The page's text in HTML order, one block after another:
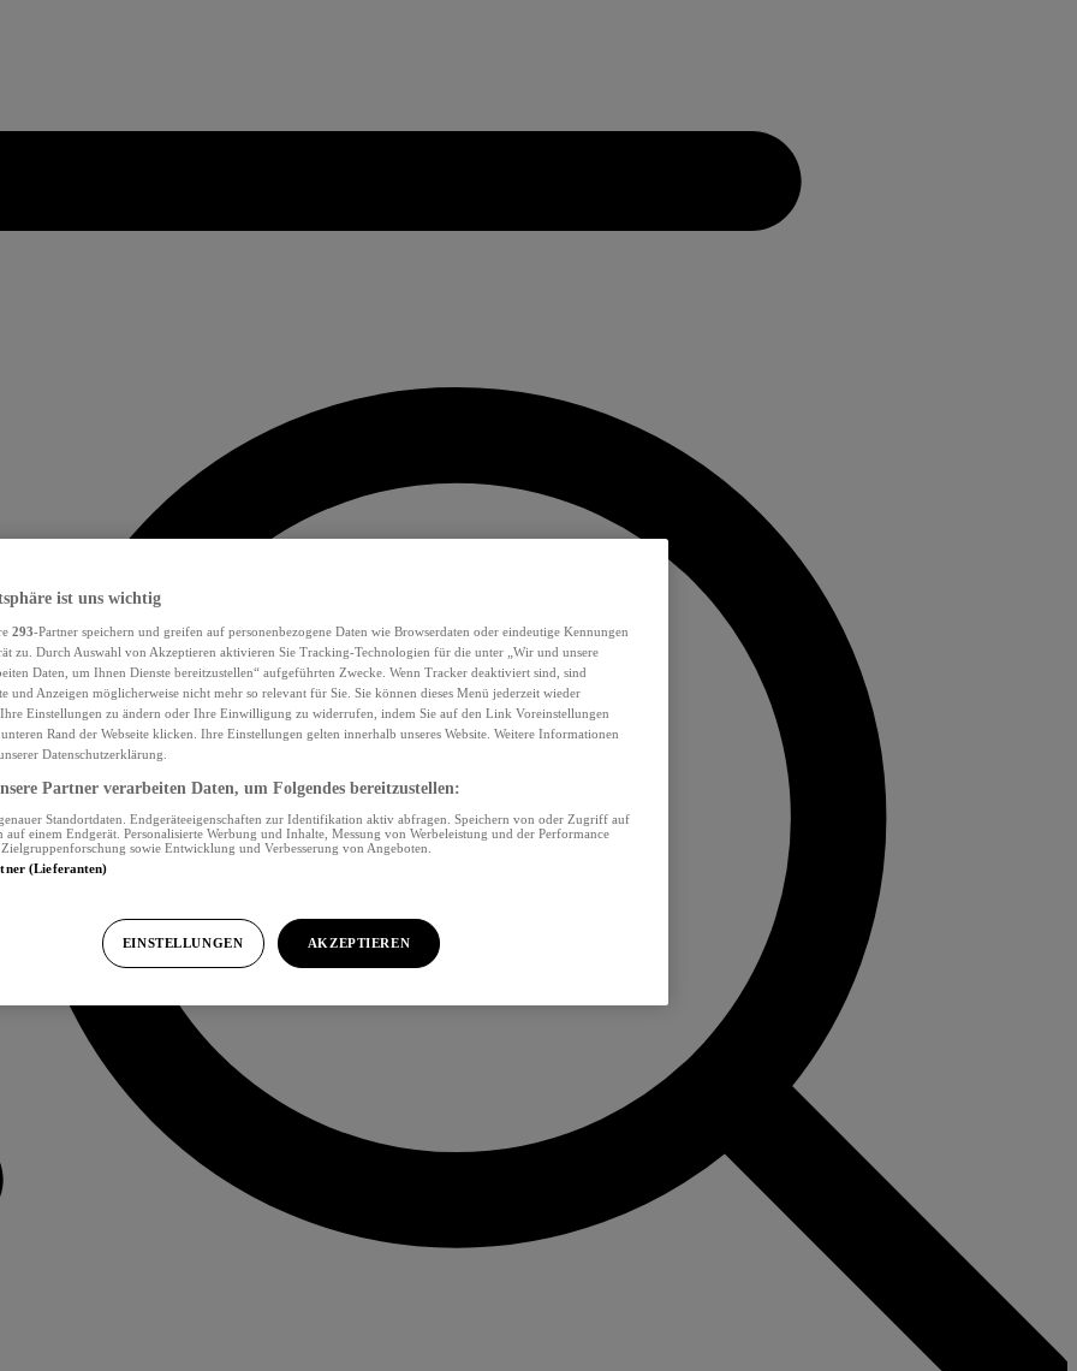
ist uns wichtig
293-Partner speichern und greifen auf personenbezogene Daten wie Browserdaten oder eindeutige Kennungen
zu. Durch Auswahl von Akzeptieren aktivieren Sie Tracking-Technologien für die unter „Wir und unsere
Daten, um Ihnen Dienste bereitzustellen“ aufgeführten Zwecke. Wenn Tracker deaktiviert sind, sind
und Anzeigen möglicherweise nicht mehr so relevant für Sie. Sie können dieses Menü jederzeit wieder
Einstellungen zu ändern oder Ihre Einwilligung zu widerrufen, indem Sie auf den Link Voreinstellungen
Rand der Webseite klicken. Ihre Einstellungen gelten innerhalb unseres Website. Weitere Informationen
Datenschutzerklärung.
Partner verarbeiten Daten, um Folgendes bereitzustellen:
Standortdaten. Endgeräteeigenschaften zur Identifikation aktiv abfragen. Speichern von oder Zugriff auf
einem Endgerät. Personalisierte Werbung und Inhalte, Messung von Werbeleistung und der Performance
sowie Entwicklung und Verbesserung von Angeboten.
(Lieferanten)
EINSTELLUNGEN AKZEPTIEREN